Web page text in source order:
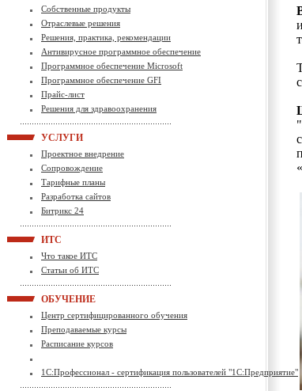
Собственные продукты
Отраслевые решения
Решения, практика, рекомендации
Антивирусное программное обеспечение
Программное обеспечение Microsoft
Программное обеспечение GFI
Прайс-лист
Решения для здравоохранения
УСЛУГИ
Проектное внедрение
Сопровождение
Тарифные планы
Разработка сайтов
Битрикс 24
ИТС
Что такое ИТС
Статьи об ИТС
ОБУЧЕНИЕ
Центр сертифицированного обучения
Преподаваемые курсы
Расписание курсов
1С:Профессионал - сертификация пользователей "1С:Предприятие"